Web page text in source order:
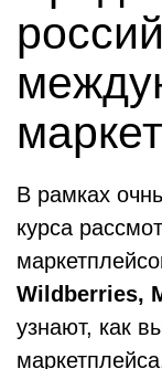
В рамках
курса
Wildberries,
узнают, как